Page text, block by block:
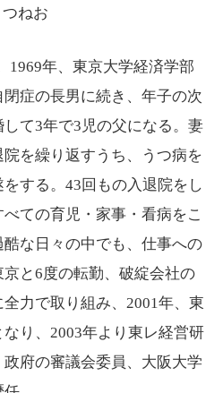
ねお
1969年、東京大学経済学部
症の長男に続き、年子の次
て3年で3児の父になる。妻
を繰り返すうち、うつ病を
する。43回もの入退院をし
ての育児・家事・看病をこ
な日々の中でも、仕事への
と6度の転勤、破綻会社の
力で取り組み、2001年、東
り、2003年より東レ経営研
府の審議会委員、大阪大学